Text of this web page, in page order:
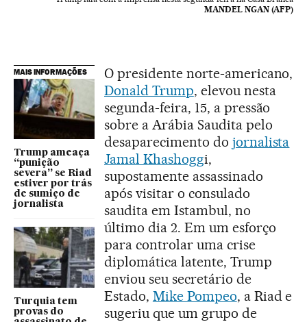
MANDEL NGAN (AFP)
MAIS INFORMAÇÕES
Trump ameaça
“punição
severa” se Riad
estiver por trás
de sumiço de
jornalista
Turquia tem
provas do
O presidente norte-americano,
Donald Trump, elevou nesta
segunda-feira, 15, a pressão
sobre a Arábia Saudita pelo
desaparecimento do jornalista
Jamal Khashoggi,
supostamente assassinado
após visitar o consulado
saudita em Istambul, no
último dia 2. Em um esforço
para controlar uma crise
diplomática latente, Trump
enviou seu secretário de
Estado, Mike Pompeo, a Riad e
sugeriu que um grupo de